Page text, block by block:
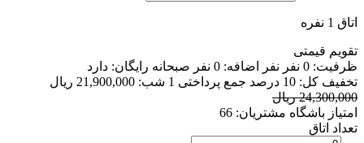
اتاق 1 نفره
تقویم قیمتی
ظرفیت: 0 نفر نفر اضافه: 0 نفر صبحانه رایگان: دارد
تخفیف کل: 10 درصد جمع پرداختی 1 شب:
21,900,000 ریال
24,300,000 ریال
امتیاز باشگاه مشتریان: 66
تعداد اتاق